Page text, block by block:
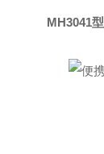
MH3041型